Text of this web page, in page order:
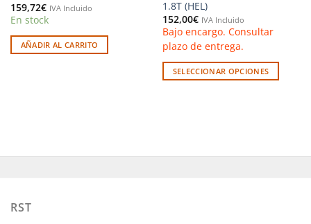
159,72€ IVA Incluido
En stock
AÑADIR AL CARRITO
1.8T (HEL)
152,00€ IVA Incluido
Bajo encargo. Consultar
plazo de entrega.
SELECCIONAR OPCIONES
Las
RST